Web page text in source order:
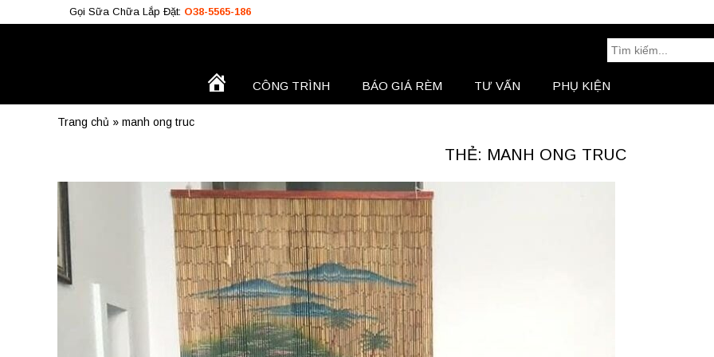
Gọi Sữa Chữa Lắp Đặt: O38-5565-186
Tìm
TRANGCÔNG TRÌNH BÁO GIÁ RÈM TƯ VẤN PHỤ KIỆN
O38.5565.186
Trang chủ » manh ong truc
THẺ: MANH ONG TRUC